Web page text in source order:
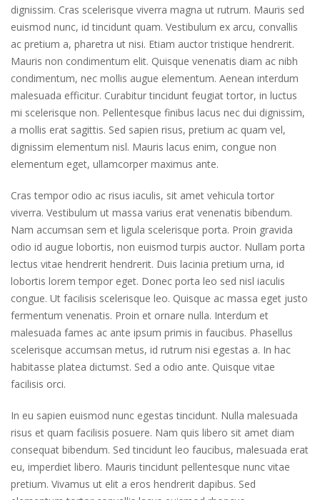
dignissim. Cras scelerisque viverra magna ut rutrum. Mauris sed
euismod nunc, id tincidunt quam. Vestibulum ex arcu, convallis
ac pretium a, pharetra ut nisi. Etiam auctor tristique hendrerit.
Mauris non condimentum elit. Quisque venenatis diam ac nibh
condimentum, nec mollis augue elementum. Aenean interdum
malesuada efficitur. Curabitur tincidunt feugiat tortor, in luctus
mi scelerisque non. Pellentesque finibus lacus nec dui dignissim,
a mollis erat sagittis. Sed sapien risus, pretium ac quam vel,
dignissim elementum nisl. Mauris lacus enim, congue non
elementum eget, ullamcorper maximus ante.
Cras tempor odio ac risus iaculis, sit amet vehicula tortor
viverra. Vestibulum ut massa varius erat venenatis bibendum.
Nam accumsan sem et ligula scelerisque porta. Proin gravida
odio id augue lobortis, non euismod turpis auctor. Nullam porta
lectus vitae hendrerit hendrerit. Duis lacinia pretium urna, id
lobortis lorem tempor eget. Donec porta leo sed nisl iaculis
congue. Ut facilisis scelerisque leo. Quisque ac massa eget justo
fermentum venenatis. Proin et ornare nulla. Interdum et
malesuada fames ac ante ipsum primis in faucibus. Phasellus
scelerisque accumsan metus, id rutrum nisi egestas a. In hac
habitasse platea dictumst. Sed a odio ante. Quisque vitae
facilisis orci.
In eu sapien euismod nunc egestas tincidunt. Nulla malesuada
risus et quam facilisis posuere. Nam quis libero sit amet diam
consequat bibendum. Sed tincidunt leo faucibus, malesuada erat
eu, imperdiet libero. Mauris tincidunt pellentesque nunc vitae
pretium. Vivamus ut elit a eros hendrerit dapibus. Sed